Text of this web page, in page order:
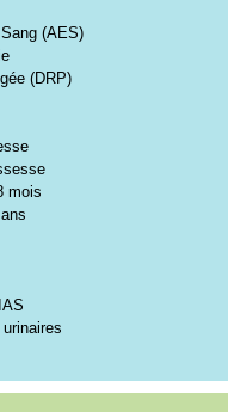
(AES)
(DRP)
mois